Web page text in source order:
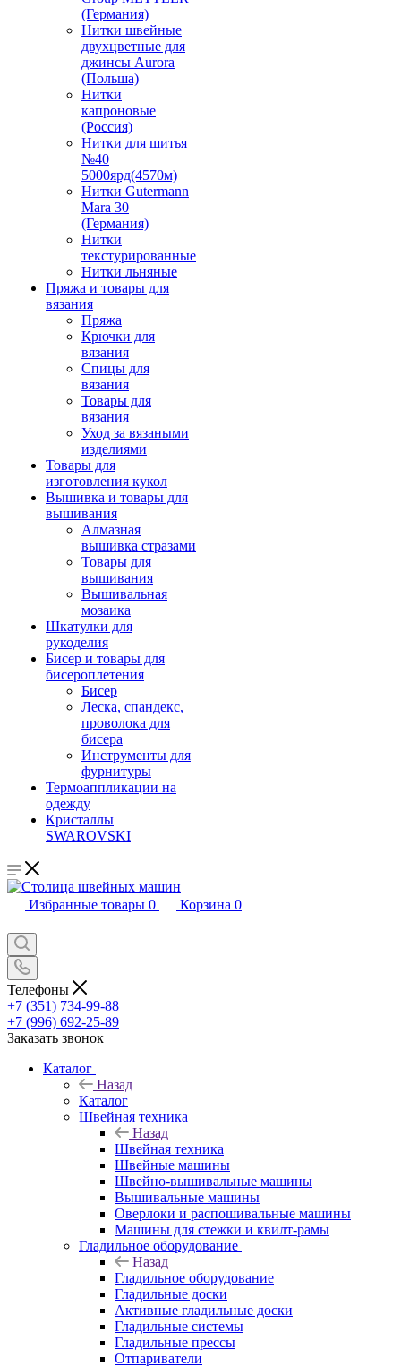
(Германия)
Нитки швейные
двухцветные для
джинсы Aurora
(Польша)
Нитки
капроновые
(Россия)
Нитки для шитья
№40
5000ярд(4570м)
Нитки Gutermann
Mara 30
(Германия)
Нитки
текстурированные
Нитки льняные
Пряжа и товары для
вязания
Пряжа
Крючки для
вязания
Спицы для
вязания
Товары для
вязания
Уход за вязаными
изделиями
Товары для
изготовления кукол
Вышивка и товары для
вышивания
Алмазная
вышивка стразами
Товары для
вышивания
Вышивальная
мозаика
Шкатулки для
рукоделия
Бисер и товары для
бисероплетения
Бисер
Леска, спандекс,
проволока для
бисера
Инструменты для
фурнитуры
Термоаппликации на
одежду
Кристаллы
SWAROVSKI
Избранные товары 0 Корзина 0
Телефоны
+7 (351) 734-99-88
+7 (996) 692-25-89
Заказать звонок
Каталог
Назад
Каталог
Швейная техника
Назад
Швейная техника
Швейные машины
Швейно-вышивальные машины
Вышивальные машины
Оверлоки и распошивальные машины
Машины для стежки и квилт-рамы
Гладильное оборудование
Назад
Гладильное оборудование
Гладильные доски
Активные гладильные доски
Гладильные системы
Гладильные прессы
Отпариватели